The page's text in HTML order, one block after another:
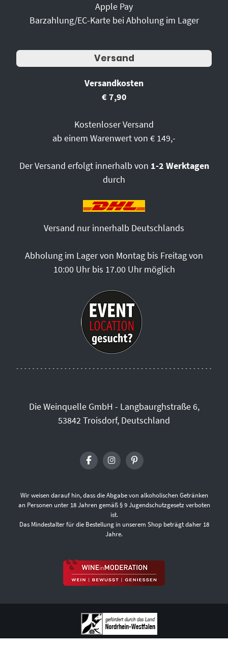
Apple Pay
Barzahlung/EC-Karte bei Abholung im Lager
Versand
Versandkosten
€ 7,90
Kostenloser Versand
ab einem Warenwert von € 149,-
Der Versand erfolgt innerhalb von 1-2 Werktagen
durch
Versand nur innerhalb Deutschlands
Abholung im Lager von Montag bis Freitag von
10:00 Uhr bis 17.00 Uhr möglich
Die Weinquelle GmbH - Langbaurghstraße 6,
53842 Troisdorf, Deutschland
Wir weisen darauf hin, dass die Abgabe von alkoholischen Getränken
an Personen unter 18 Jahren gemäß § 9 Jugendschutzgesetz verboten
ist.
Das Mindestalter für die Bestellung in unserem Shop beträgt daher 18
Jahre.